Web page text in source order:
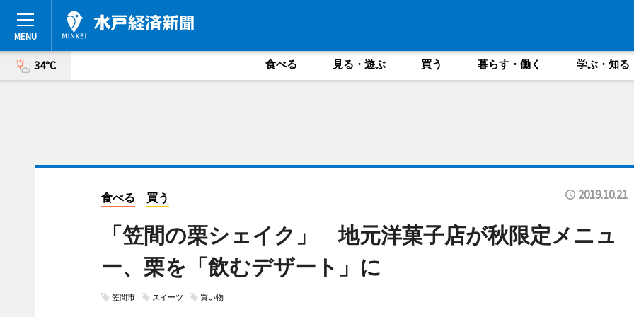
34°C 食べる 見る・遊ぶ 買う 暮らす・働く 学ぶ・知る
食べる 買う 2019.10.21
「笠間の栗シェイク」 地元洋菓子店が秋限定メニュ
ー、栗を「飲むデザート」に
笠間市 スイーツ 買い物